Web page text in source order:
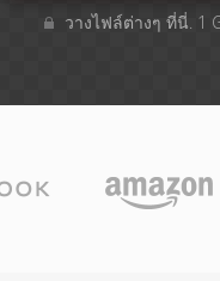
วางไฟล์ต่างๆ​ ที่นี่. 1